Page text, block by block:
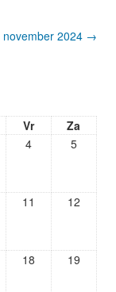
november 2024 →
Vr
Za
4 5
11 12
18 19